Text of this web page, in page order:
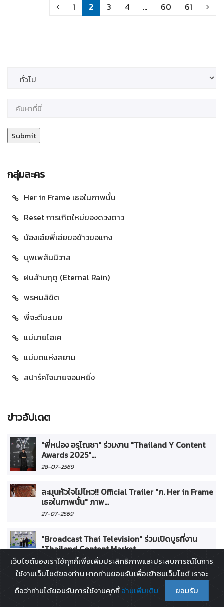
1 2 3 4 ... 60 61
กลุ่มละคร
Her in Frame เธอในภาพนั้น
Reset การเกิดใหม่ของดวงดาว
น้องเอ๋ยพี่เอ่ยขอข้าวขอแกง
บุพเพสันนิวาส
ฝนล้านฤดู (Eternal Rain)
พรหมลิขิต
พี่จะตีนะเนย
แม่นายโอเค
แม่มดแห่งสยาม
สปาร์คใจนายจอมหยิ่ง
ข่าวอัปเดต
"พี่หน่อง อรุโณชา" ร่วมงาน "Thailand Y Content
Awards 2025"...
28-07-2569
ละมุนหัวใจไม่ไหว!! Official Trailer "ภ. Her in Frame
เธอในภาพนั้น" ภาพ...
27-07-2569
"Broadcast Thai Television" ร่วมเปิดบูธที่งาน
"Thailand Content Market...
21-07-2569
"พี่หน่อง-พี่ไก่" มอบช่อดอกไม้ร่วมแสดงความยินดี
และฉลองเปิด "Cloud 11"...
เว็บไซต์ของเราใช้คุกกี้เพื่อเพิ่มประสิทธิภาพและประสบการณ์ในการ
ใช้งานเว็บไซต์ของท่าน หากท่านยอมรับเพื่อเข้าชมเว็บไซต์ เราจะ
ถือว่าท่านได้ยอมรับการใช้งานคุกกี้อ่านเพิ่มเติม ยอมรับ